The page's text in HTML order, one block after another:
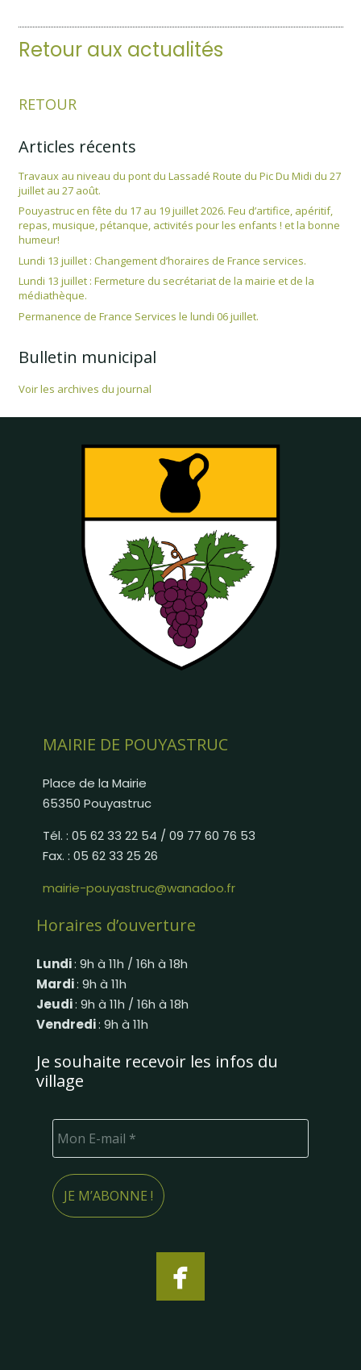
Retour aux actualités
RETOUR
Articles récents
Travaux au niveau du pont du Lassadé Route du Pic Du Midi du 27
juillet au 27 août.
Pouyastruc en fête du 17 au 19 juillet 2026. Feu d’artifice, apéritif,
repas, musique, pétanque, activités pour les enfants ! et la bonne
humeur!
Lundi 13 juillet : Changement d’horaires de France services.
Lundi 13 juillet : Fermeture du secrétariat de la mairie et de la
médiathèque.
Permanence de France Services le lundi 06 juillet.
Bulletin municipal
Voir les archives du journal
MAIRIE DE POUYASTRUC
Place de la Mairie
65350 Pouyastruc
Tél. : 05 62 33 22 54 / 09 77 60 76 53
Fax. : 05 62 33 25 26
mairie-pouyastruc@wanadoo.fr
Horaires d’ouverture
Lundi: 9h à 11h / 16h à 18h
Mardi: 9h à 11h
Jeudi: 9h à 11h / 16h à 18h
Vendredi: 9h à 11h
Je souhaite recevoir les infos du
village